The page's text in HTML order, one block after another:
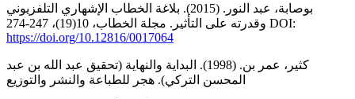
بوصابة، عبد النور. (2015). بلاغة الخطاب الإشهاري التلفزيوني
وقدرته على التأثير. مجلة الخطاب، 10(19)، 247-274 DOI:
https://doi.org/10.12816/0017064
كثير، عمر بن. (1998). البداية والنهاية (تحقيق عبد الله بن عبد
المحسن التركي). هجر للطباعة والنشر والتوزيع